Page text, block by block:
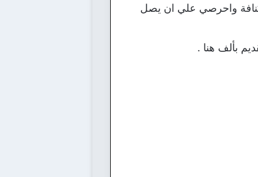
واحرصي علي ان يصل
بألف هنا .